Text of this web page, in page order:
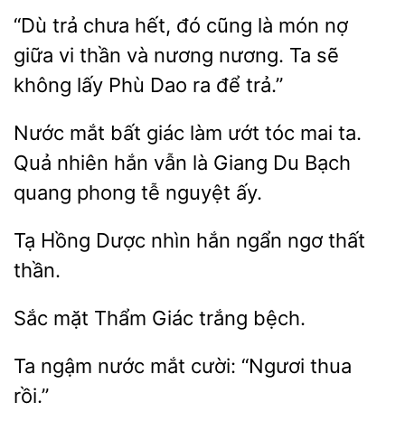
“Dù trả chưa
cũng là món nợ
giữa
thần và nương nương. Ta sẽ
không lấy Phù Dao ra để trả.”
Nước mắt bất giác làm ướt tóc mai
Quả nhiên hắn
là Giang Du Bạch
phong tễ nguyệt ấy.
Tạ Hồng Dược hắn ngẩn ngơ
Thẩm Giác bệch.
Ta ngậm nước
thua
rồi.”